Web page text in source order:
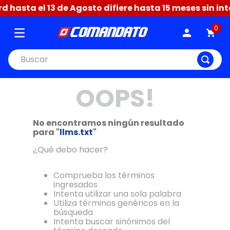
el 13 de Agosto difiere hasta 15 meses sin
0
Buscar
OOPS!
No encontramos ningún resultado
para "llms.txt"
¿Qué debo hacer?
Comprueba los términos
ingresados
Intenta utilizar una sola palabra
Utiliza términos genéricos en la
búsqueda
Intenta buscar sinónimos del